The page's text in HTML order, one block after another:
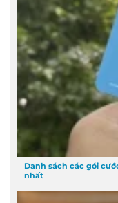
Danh sách các gói
nhất